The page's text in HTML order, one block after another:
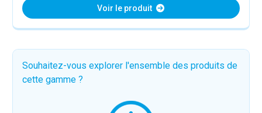
Voir le produit
Souhaitez-vous explorer l'ensemble des produits de
cette gamme ?